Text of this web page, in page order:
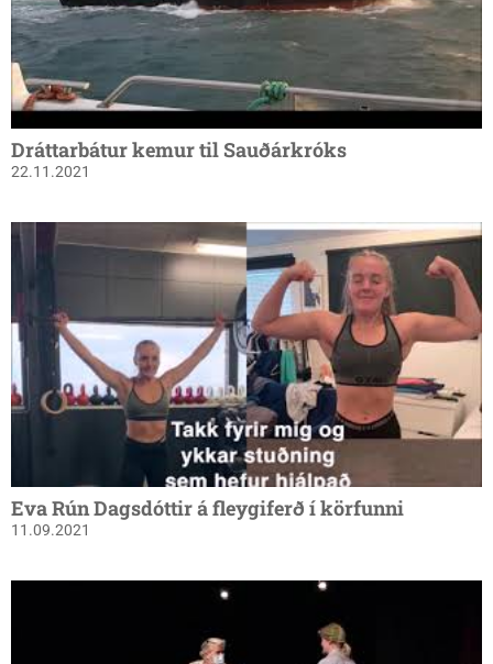
Dráttarbátur kemur til Sauðárkróks
22.11.2021
Eva Rún Dagsdóttir á fleygiferð í körfunni
11.09.2021